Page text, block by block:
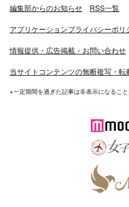
編集部からのお知らせ RSS一覧
アプリケーションプライバシーポリ
情報提供・広告掲載・お問い合わせ
当サイトコンテンツの無断複写・
※一定期間を過ぎた記事は非表示になるこ